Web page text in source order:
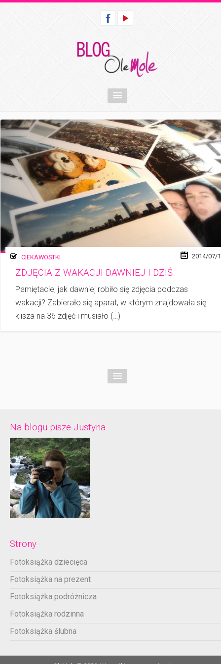
CIEKAWOSTKI 2014/07/
ZDJĘCIA Z WAKACJI DAWNIEJ I DZIŚ
Pamiętacie, jak dawniej robiło się zdjęcia podczas
wakacji? Zabierało się aparat, w którym znajdowała się
klisza na 36 zdjęć i musiało (…)
Na blogu pisze Justyna
Strony
Fotoksiążka dziecięca
Fotoksiążka na prezent
Fotoksiążka podróżnicza
Fotoksiążka rodzinna
Fotoksiążka ślubna